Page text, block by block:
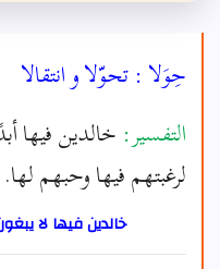
حِوَلا : تحوّلا و انتقالا
التفسير: خالدين فيها
لرغبتهم فيها وحبهم لها.
خالدين فيها لا